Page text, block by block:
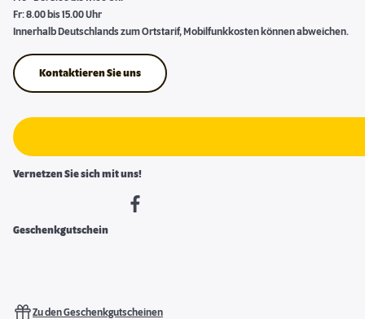
Fr: 8.00 bis 15.00 Uhr
Innerhalb Deutschlands zum Ortstarif, Mobilfunkkosten können abweichen.
Kontaktieren Sie uns
Vernetzen Sie sich mit uns!
Geschenkgutschein
Zu den Geschenkgutscheinen